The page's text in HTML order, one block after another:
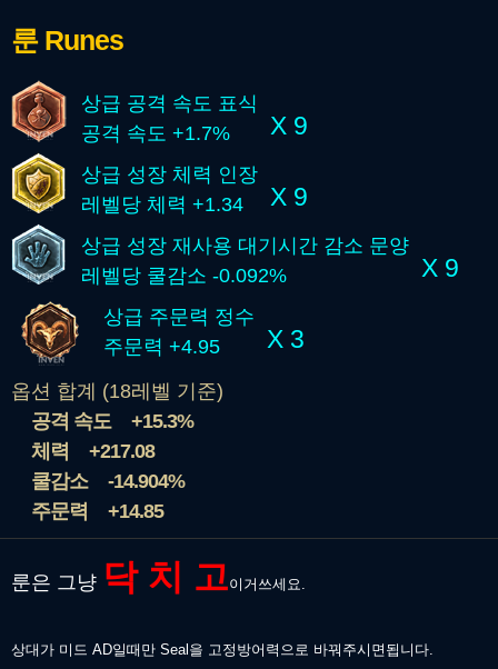
룬 Runes
상급 공격 속도 표식
공격 속도 +1.7%
X 9
상급 성장 체력 인장
레벨당 체력 +1.34
X 9
상급 성장 재사용 대기시간 감소 문양
레벨당 쿨감소 -0.092%
X 9
상급 주문력 정수
주문력 +4.95
X 3
옵션 합계 (18레벨 기준)
공격 속도
+15.3%
체력
+217.08
쿨감소
-14.904%
주문력
+14.85
룬은 그냥 닥 치 고이거쓰세요.
상대가 미드 AD일때만 Seal을 고정방어력으로 바꿔주시면됩니다.